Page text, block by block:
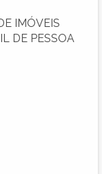
IMÓVEIS
DE PESSOA